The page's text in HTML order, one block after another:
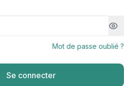
Mot de passe oublié ?
Se connecter